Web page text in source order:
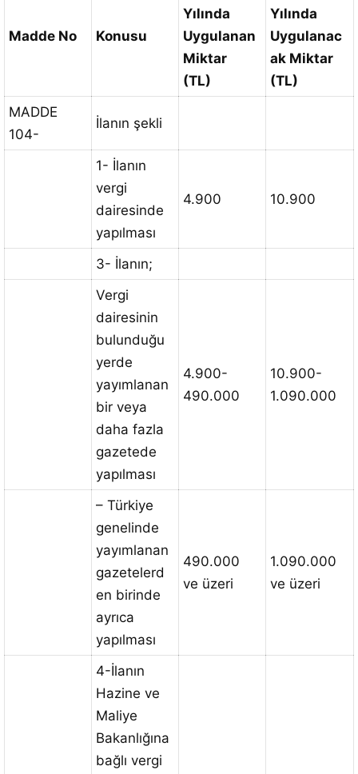
Madde No Konusu
Yılında
Uygulanan
Miktar
(TL)
Yılında
Uygulanac
ak Miktar
(TL)
MADDE
104-
İlanın şekli
1- İlanın
vergi
dairesinde
yapılması
4.900 10.900
3- İlanın;
Vergi
dairesinin
bulunduğu
yerde
yayımlanan
bir veya
daha fazla
gazetede
yapılması
4.900-
490.000
10.900-
1.090.000
– Türkiye
genelinde
yayımlanan
gazetelerd
en birinde
ayrıca
yapılması
490.000
ve üzeri
1.090.000
ve üzeri
4-İlanın
Hazine ve
Maliye
Bakanlığına
bağlı vergi